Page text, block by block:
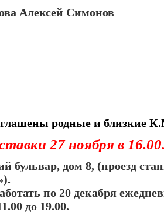
Алексей Симонов
родные и близкие
27 ноября в
бульвар, дом 8, (проезд
по 20 декабря
до 19.00.